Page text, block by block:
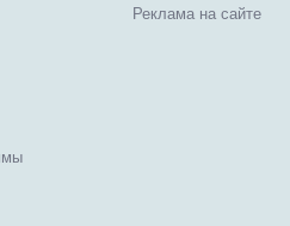
Реклама на сайте